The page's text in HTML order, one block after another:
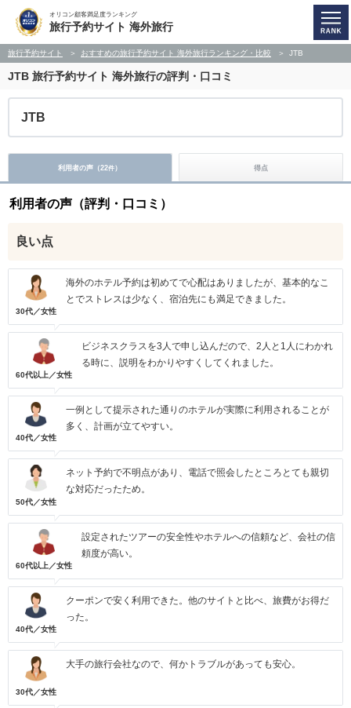
オリコン顧客満足度ランキング
旅行予約サイト 海外旅行
旅行予約サイト おすすめの旅行予約サイト 海外旅行ランキング・比較 JTB
JTB 旅行予約サイト 海外旅行の評判・口コミ
JTB
利用者の声（22件） 得点
利用者の声（評判・口コミ）
良い点
30代／女性
海外のホテル予約は初めてで心配はありましたが、基本的なこ
とでストレスは少なく、宿泊先にも満足できました。
60代以上／女性
ビジネスクラスを3人で申し込んだので、2人と1人にわかれ
る時に、説明をわかりやすくしてくれました。
40代／女性
一例として提示された通りのホテルが実際に利用されることが
多く、計画が立てやすい。
50代／女性
ネット予約で不明点があり、電話で照会したところとても親切
な対応だったため。
60代以上／女性
設定されたツアーの安全性やホテルへの信頼など、会社の信
頼度が高い。
40代／女性
クーポンで安く利用できた。他のサイトと比べ、旅費がお得だ
った。
30代／女性
大手の旅行会社なので、何かトラブルがあっても安心。